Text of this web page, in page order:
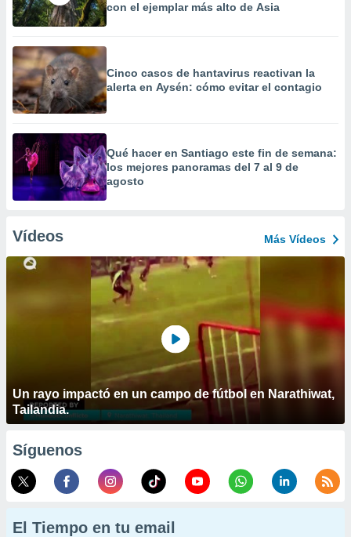
con el ejemplar más alto de Asia
Cinco casos de hantavirus reactivan la
alerta en Aysén: cómo evitar el contagio
Qué hacer en Santiago este fin de semana:
los mejores panoramas del 7 al 9 de
agosto
Vídeos Más Vídeos
Un rayo impactó en un campo de fútbol en Narathiwat,
Tailandia.
Síguenos
El Tiempo en tu email